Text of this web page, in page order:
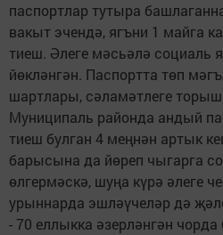
паспортлар тутыра
вакыт эчендә, ягъни 1 майга
тиеш. Әлеге мәсьәлә социаль
йөкләнгән. Пас­портта төп
шартлары, сәламәтлеге
Муниципаль районда андый
тиеш булган 4 меңнән артык
барысына да йөреп чыгарга
өлгермәскә, шуңа күрә әлеге
урыннарда эшләүчеләр дә
- 70 еллыкка әзерләнгән